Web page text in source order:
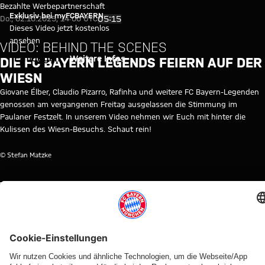
Video: Die FC Bayern Legends
Video abspielen
Exklusiv bei myFCBAYERN
Dieses Video jetzt kostenlos
ansehen
Einloggen Weitere Infos
Bezahlte Werbepartnerschaft
Do., 02.10.2025, 14:00 UTC05:15
VIDEO: BEHIND THE SCENES
DIE FC BAYERN LEGENDS FEIERN AUF DER
WIESN
Giovane Élber, Claudio Pizarro, Rafinha und weitere FC Bayern-Legenden
genossen am vergangenen Freitag ausgelassen die Stimmung im
Paulaner Festzelt. In unserem Video nehmen wir Euch mit hinter die
Kulissen des Wiesn-Besuchs. Schaut rein!
© Stefan Matzke
THEMEN DIESES VIDEOS
LEGENDENOKTOBERFEST
MYFCBAYERN
WEITERE VIDEOS
AUDI
IM VIDEO
IM
AUDI
RE-LIVERE-LIVEBEHINDVIDEO